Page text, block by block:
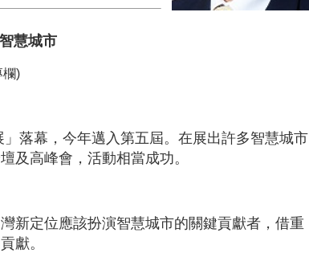
慧城市
欄)
落幕，今年邁入第五屆。在展出許多智慧城市
及高峰會，活動相當成功。
新定位應該扮演智慧城市的關鍵貢獻者，借重
獻。